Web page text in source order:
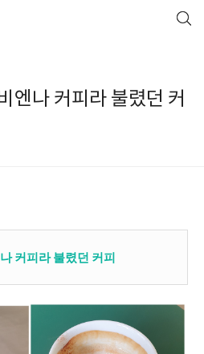
엔나 커피라 불렸던 커
커피라 불렸던 커피